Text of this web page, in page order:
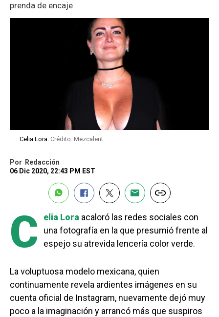
prenda de encaje
Celia Lora. Crédito: Mezcalent
Por
Redacción
06 Dic 2020, 22:43 PM EST
C elia Lora acaloró las redes sociales con
una fotografía en la que presumió frente al
espejo su atrevida lencería color verde.
La voluptuosa modelo mexicana, quien
continuamente revela ardientes imágenes en su
cuenta oficial de Instagram, nuevamente dejó muy
poco a la imaginación y arrancó más que suspiros